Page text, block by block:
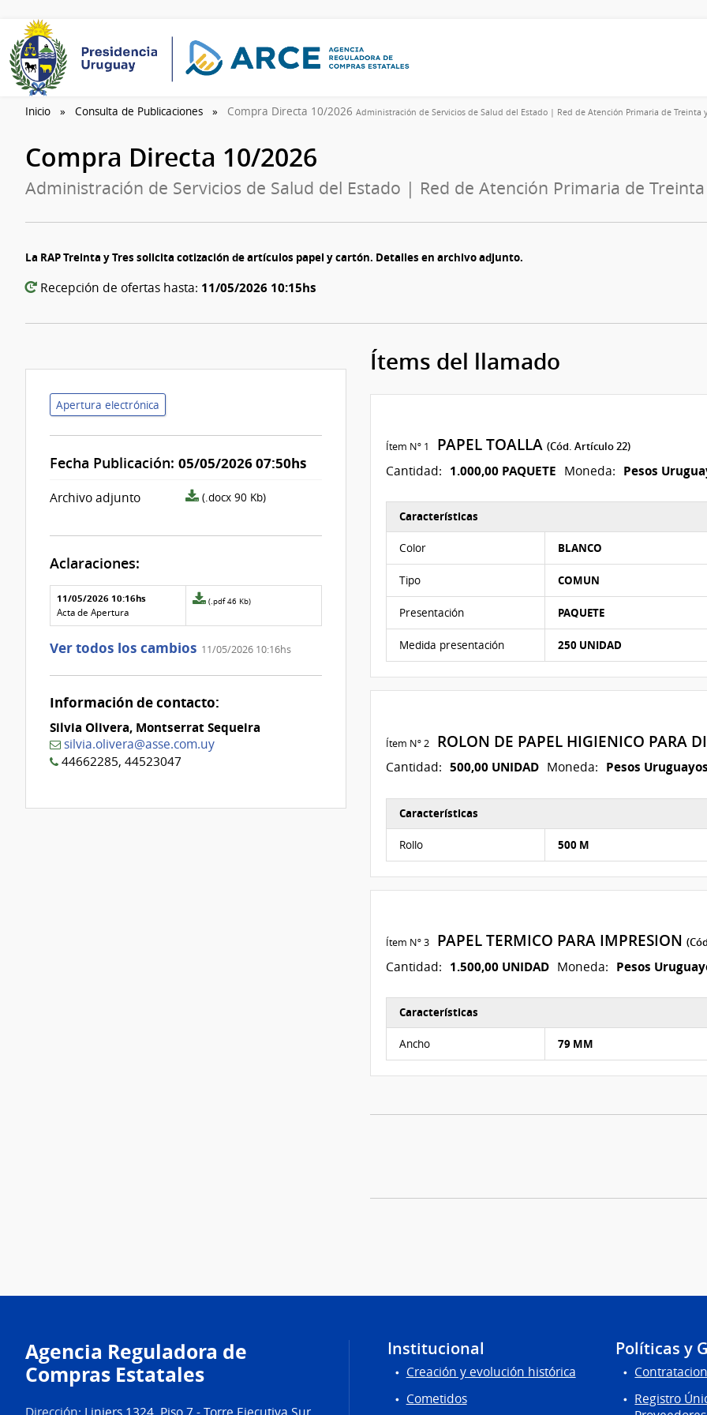
Inicio Consulta de Publicaciones Compra Directa 10/2026 Administración de Servicios de Salud del Estado | Red de Atención Primaria de Treinta
Compra Directa 10/2026
Administración de Servicios de Salud del Estado | Red de Atención Primaria de Treinta
La RAP Treinta y Tres solicita cotización de artículos papel y cartón. Detalles en archivo adjunto.
Recepción de ofertas hasta: 11/05/2026 10:15hs
Apertura electrónica
Fecha Publicación: 05/05/2026 07:50hs
Archivo adjunto
archivo
(.docx 90 Kb)
Aclaraciones:
Aclaraciones del llamado
Fecha y
texto de
la
Archivo
de la
11/05/2026 10:16hs
Acta de Apertura
Archivo
de
aclaración
0
(.pdf 46 Kb)
Ver todos los cambios 11/05/2026 10:16hs
Información de contacto:
Silvia Olivera, Montserrat Sequeira
silvia.olivera@asse.com.uy
44662285, 44523047
Ítems del llamado
Ítem Nº 1 PAPEL TOALLA (Cód. Artículo 22)
Cantidad: 1.000,00 PAQUETE Moneda: Pesos
Características
Color BLANCO
Tipo COMUN
Presentación PAQUETE
Medida presentación 250 UNIDAD
Ítem Nº 2ROLON DE PAPEL HIGIENICO PARA
Cantidad: 500,00 UNIDAD Moneda: Pesos Uruguayos
Características del Ítem Nº 2
Características
Rollo 500 M
Ítem Nº 3PAPEL TERMICO PARA IMPRESION
Cantidad: 1.500,00 UNIDAD Moneda: Pesos
Características
Ancho 79 MM
Agencia Reguladora de
Compras Estatales
Institucional
Creación y evolución histórica
Cometidos
Políticas y
Registro